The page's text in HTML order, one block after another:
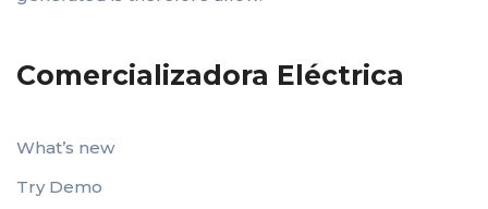
Comercializadora Eléctrica
What’s new
Try Demo